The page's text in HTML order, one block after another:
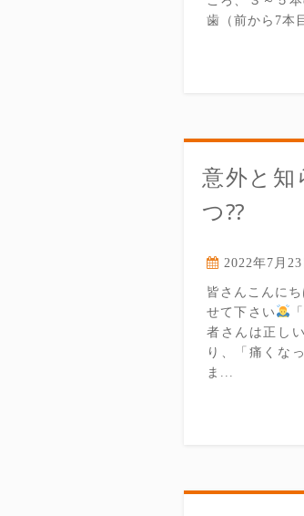
歯（前から7本
意外と知
つ⁇
2022年7月23
皆さんこんに
せて下さい
者さんは正し
り、「痛くな
ま...